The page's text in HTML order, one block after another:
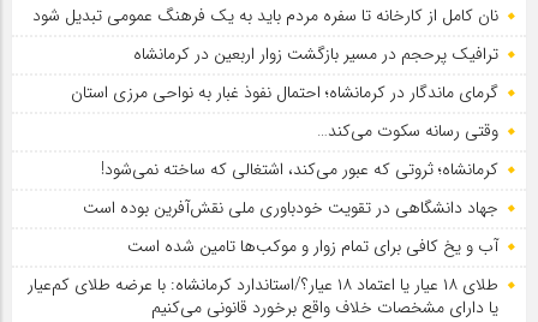
نان کامل از کارخانه تا سفره مردم باید به یک فرهنگ عمومی تبدیل شود
ترافیک پرحجم در مسیر بازگشت زوار اربعین در کرمانشاه
گرمای ماندگار در کرمانشاه؛ احتمال نفوذ غبار به نواحی مرزی استان
وقتی رسانه سکوت می‌کند…
کرمانشاه؛ ثروتی که عبور می‌کند، اشتغالی که ساخته نمی‌شود!
جهاد دانشگاهی در تقویت خودباوری ملی نقش‌آفرین بوده است
آب و یخ کافی برای تمام زوار و موکب‌ها تامین شده است
طلای ۱۸ عیار یا اعتماد ۱۸ عیار؟/استاندارد کرمانشاه: با عرضه طلای کم‌عیار
یا دارای مشخصات خلاف واقع برخورد قانونی می‌کنیم